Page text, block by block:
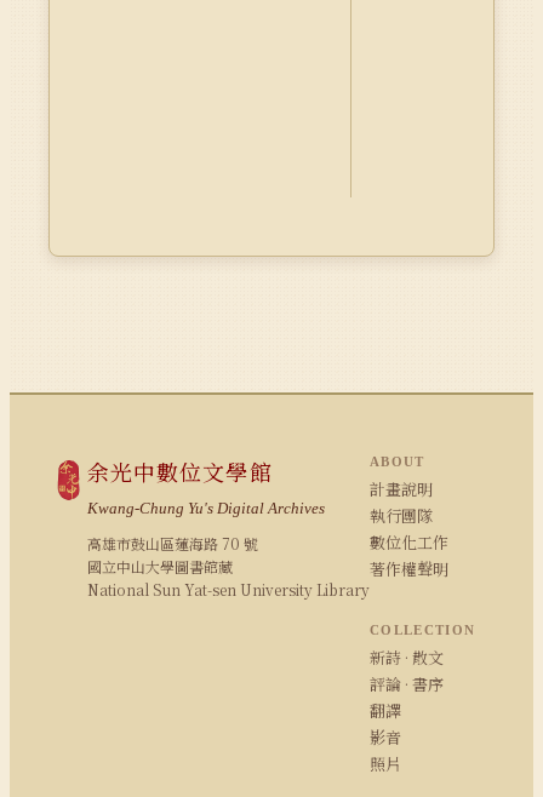
余光中數位文學館
Kwang-Chung Yu's Digital Archives
高雄市鼓山區蓮海路 70 號
國立中山大學圖書館藏
National Sun Yat-sen University Library
ABOUT
計畫說明
執行團隊
數位化工作
著作權聲明
COLLECTION
新詩 · 散文
評論 · 書序
翻譯
影音
照片